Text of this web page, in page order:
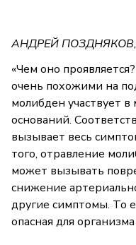
АНДРЕЙ ПОЗДНЯКОВ,
«Чем оно
очень похожими на
молибден участвует
оснований.
вызывает весь
того, отравление
может вызывать
снижение
другие симптомы. То
опасная для